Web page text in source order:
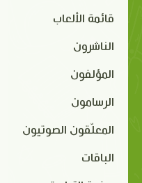
قائمة الألعاب
الناشرون
المؤلفون
الرسامون
المعلّقون الصوتيون
الباقات